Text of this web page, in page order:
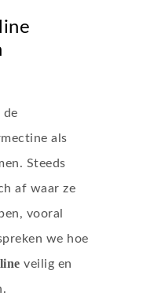
de
als
Steeds
af waar ze
vooral
we hoe
veilig en